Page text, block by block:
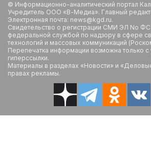
© Информационно-аналитический портал
Учредитель ООО «В-Медиа». Главный
Электронная почта: news@kgd.ru.
Свидетельство о регистрации СМИ ЭЛ No
федеральной службой по надзору в сфере
технологий и массовых коммуникаций
Перепечатка информации возможна только с
гиперссылки.
Материалы в разделах «Новости» и
правах рекламы.